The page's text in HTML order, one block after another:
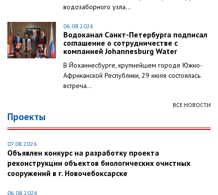
водозаборного узла...
06.08.2026
Водоканал Санкт-Петербурга подписал
соглашение о сотрудничестве с
компанией Johannesburg Water
В Йоханнесбурге, крупнейшем городе Южно-
Африканской Республики, 29 июля состоялась
встреча...
ВСЕ НОВОСТИ
Проекты
07.08.2026
Объявлен конкурс на разработку проекта
реконструкции объектов биологических очистных
сооружений в г. Новочебоксарске
06.08.2026